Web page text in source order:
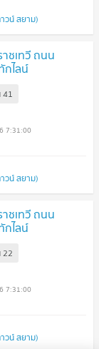
วน์ สยาม)
ชเทวี ถนน
กไลน์
41
7:31:00
วน์ สยาม)
ชเทวี ถนน
กไลน์
22
7:31:00
วน์ สยาม)